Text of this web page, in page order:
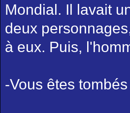
Mondial. Il lavait
deux
à eux. Puis,
-Vous êtes